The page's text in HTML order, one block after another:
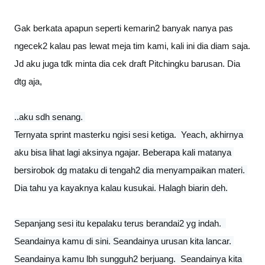
Gak berkata apapun seperti kemarin2 banyak nanya pas
ngecek2 kalau pas lewat meja tim kami, kali ini dia diam saja.
Jd aku juga tdk minta dia cek draft Pitchingku barusan. Dia
dtg aja,
..aku sdh senang.
Ternyata sprint masterku ngisi sesi ketiga.  Yeach, akhirnya
aku bisa lihat lagi aksinya ngajar. Beberapa kali matanya
bersirobok dg mataku di tengah2 dia menyampaikan materi.
Dia tahu ya kayaknya kalau kusukai. Halagh biarin deh.
Sepanjang sesi itu kepalaku terus berandai2 yg indah.
Seandainya kamu di sini. Seandainya urusan kita lancar.
Seandainya kamu lbh sungguh2 berjuang.  Seandainya kita